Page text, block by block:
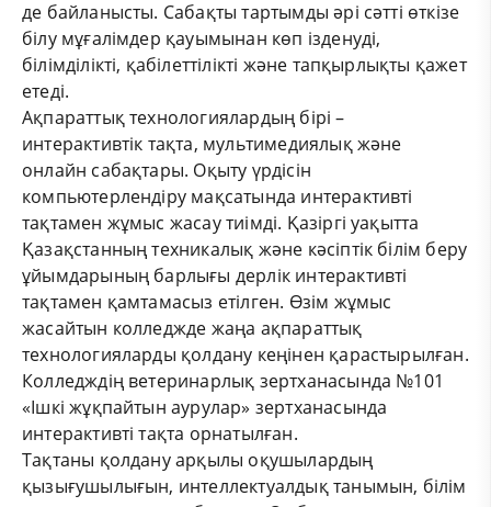
де байланысты. Сабақты тартымды әрі сәтті өткізе
білу мұғалімдер қауымынан көп ізденуді,
білімділікті, қабілеттілікті және тапқырлықты қажет
етеді.
Ақпараттық технологиялардың бірі –
интерактивтік тақта, мультимедиялық және
онлайн сабақтары. Оқыту үрдісін
компьютерлендіру мақсатында интерактивті
тақтамен жұмыс жасау тиімді. Қазіргі уақытта
Қазақстанның техникалық және кәсіптік білім беру
ұйымдарының барлығы дерлік интерактивті
тақтамен қамтамасыз етілген. Өзім жұмыс
жасайтын колледжде жаңа ақпараттық
технологияларды қолдану кеңінен қарастырылған.
Колледждің ветеринарлық зертханасында №101
«Ішкі жұқпайтын аурулар» зертханасында
интерактивті тақта орнатылған.
Тақтаны қолдану арқылы оқушылардың
қызығушылығын, интеллектуалдық танымын, білім